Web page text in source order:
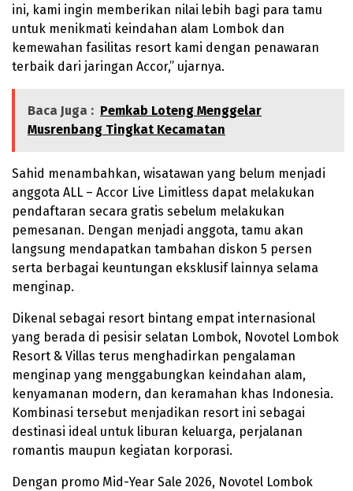
ini, kami ingin memberikan nilai lebih bagi para tamu
untuk menikmati keindahan alam Lombok dan
kemewahan fasilitas resort kami dengan penawaran
terbaik dari jaringan Accor,” ujarnya.
Baca Juga : Pemkab Loteng Menggelar
Musrenbang Tingkat Kecamatan
Sahid menambahkan, wisatawan yang belum menjadi
anggota ALL – Accor Live Limitless dapat melakukan
pendaftaran secara gratis sebelum melakukan
pemesanan. Dengan menjadi anggota, tamu akan
langsung mendapatkan tambahan diskon 5 persen
serta berbagai keuntungan eksklusif lainnya selama
menginap.
Dikenal sebagai resort bintang empat internasional
yang berada di pesisir selatan Lombok, Novotel Lombok
Resort & Villas terus menghadirkan pengalaman
menginap yang menggabungkan keindahan alam,
kenyamanan modern, dan keramahan khas Indonesia.
Kombinasi tersebut menjadikan resort ini sebagai
destinasi ideal untuk liburan keluarga, perjalanan
romantis maupun kegiatan korporasi.
Dengan promo Mid-Year Sale 2026, Novotel Lombok